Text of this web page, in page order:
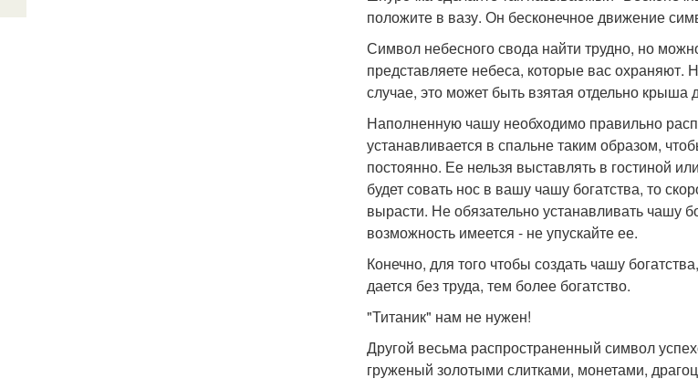
положите в вазу. Он бесконечное движение
Символ небесного свода найти трудно, но
представляете небеса, которые вас
случае, это может быть взятая отдельно крыша
Наполненную чашу необходимо правильно
устанавливается в спальне таким образом,
постоянно. Ее нельзя выставлять в гостиной
будет совать нос в вашу чашу богатства, то
вырасти. Не обязательно устанавливать чашу
возможность имеется - не упускайте ее.
Конечно, для того чтобы создать чашу
дается без труда, тем более богатство.
"Титаник" нам не нужен!
Другой весьма распространенный символ
груженый золотыми слитками, монетами,